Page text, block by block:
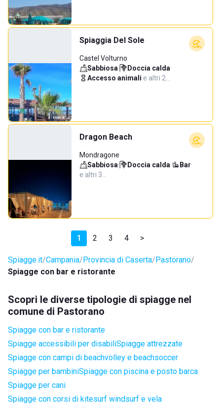
Spiaggia Del Sole
Castel Volturno
Sabbiosa· Doccia calda·
Accesso animali·e altri 2…
Dragon Beach
Mondragone
Sabbiosa· Doccia calda· Bar·
e altri 3…
1 2 3 4 >
Spiagge.it Campania Provincia di Caserta Pastorano
Spiagge con bar e ristorante
Scopri le diverse tipologie di spiagge nel
comune di Pastorano
Spiagge con bar e ristorante
Spiagge accessibili per disabiliSpiagge attrezzate
Spiagge con campi di beachvolley e beachsoccer
Spiagge per bambiniSpiagge con piscina e posto barca
Spiagge per cani
Spiagge con corsi di kitesurf windsurf e vela